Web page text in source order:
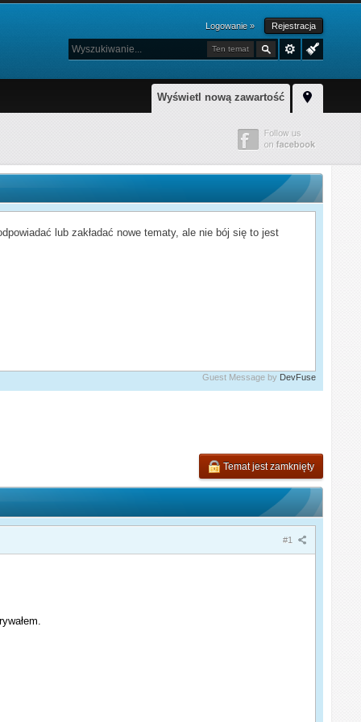
Logowanie » Rejestracja
Ten temat
Wyświetl nową zawartość
lub zakładać nowe tematy, ale nie bój się to jest
Guest Message by DevFuse
Temat jest zamknięty
#1